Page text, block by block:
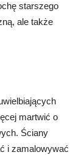
starszego
ale także
martwić o
Ściany
i zamalowywać